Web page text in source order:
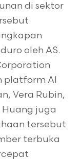
di sektor
oleh AS.
platform AI
Vera Rubin,
Huang juga
tersebut
terbuka